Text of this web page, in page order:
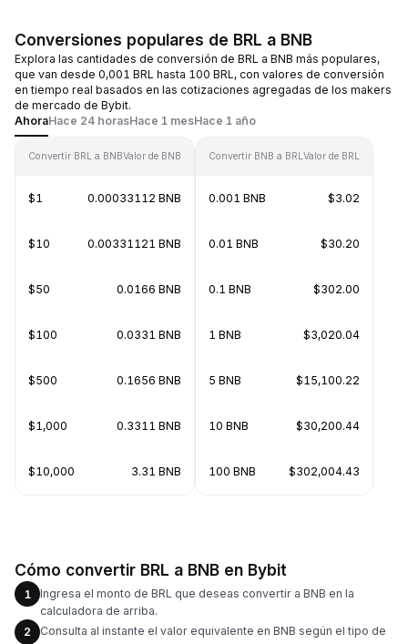
Conversiones populares de BRL a BNB
Explora las cantidades de conversión de BRL a BNB más populares,
que van desde 0,001 BRL hasta 100 BRL, con valores de conversión
en tiempo real basados en las cotizaciones agregadas de los makers
de mercado de Bybit.
AhoraHace 24 horasHace 1 mesHace 1 año
Convertir BRL a BNBValor de BNB
$1 0.00033112 BNB
$10 0.00331121 BNB
$50 0.0166 BNB
$100 0.0331 BNB
$500 0.1656 BNB
$1,000 0.3311 BNB
$10,000 3.31 BNB
Convertir BNB a BRLValor de BRL
0.001 BNB $3.02
0.01 BNB $30.20
0.1 BNB $302.00
1 BNB $3,020.04
5 BNB $15,100.22
10 BNB $30,200.44
100 BNB $302,004.43
Cómo convertir BRL a BNB en Bybit
1
Ingresa el monto de BRL que deseas convertir a BNB en la
calculadora de arriba.
2
Consulta al instante el valor equivalente en BNB según el tipo de